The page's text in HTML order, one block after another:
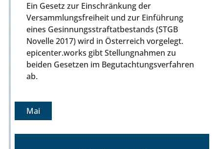
Ein Gesetz zur Einschränkung der
Versammlungsfreiheit und zur Einführung
eines Gesinnungsstraftatbestands (STGB
Novelle 2017) wird in Österreich vorgelegt.
epicenter.works gibt Stellungnahmen zu
beiden Gesetzen im Begutachtungsverfahren
ab.
Mai